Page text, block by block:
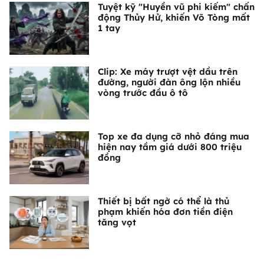
Tuyệt kỹ "Huyền vũ phi kiếm" chấn
động Thủy Hử, khiến Võ Tòng mất
1 tay
Clip: Xe máy trượt vệt dầu trên
đường, người đàn ông lộn nhiều
vòng trước đầu ô tô
Top xe đa dụng cỡ nhỏ đáng mua
hiện nay tầm giá dưới 800 triệu
đồng
Thiết bị bất ngờ có thể là thủ
phạm khiến hóa đơn tiền điện
tăng vọt